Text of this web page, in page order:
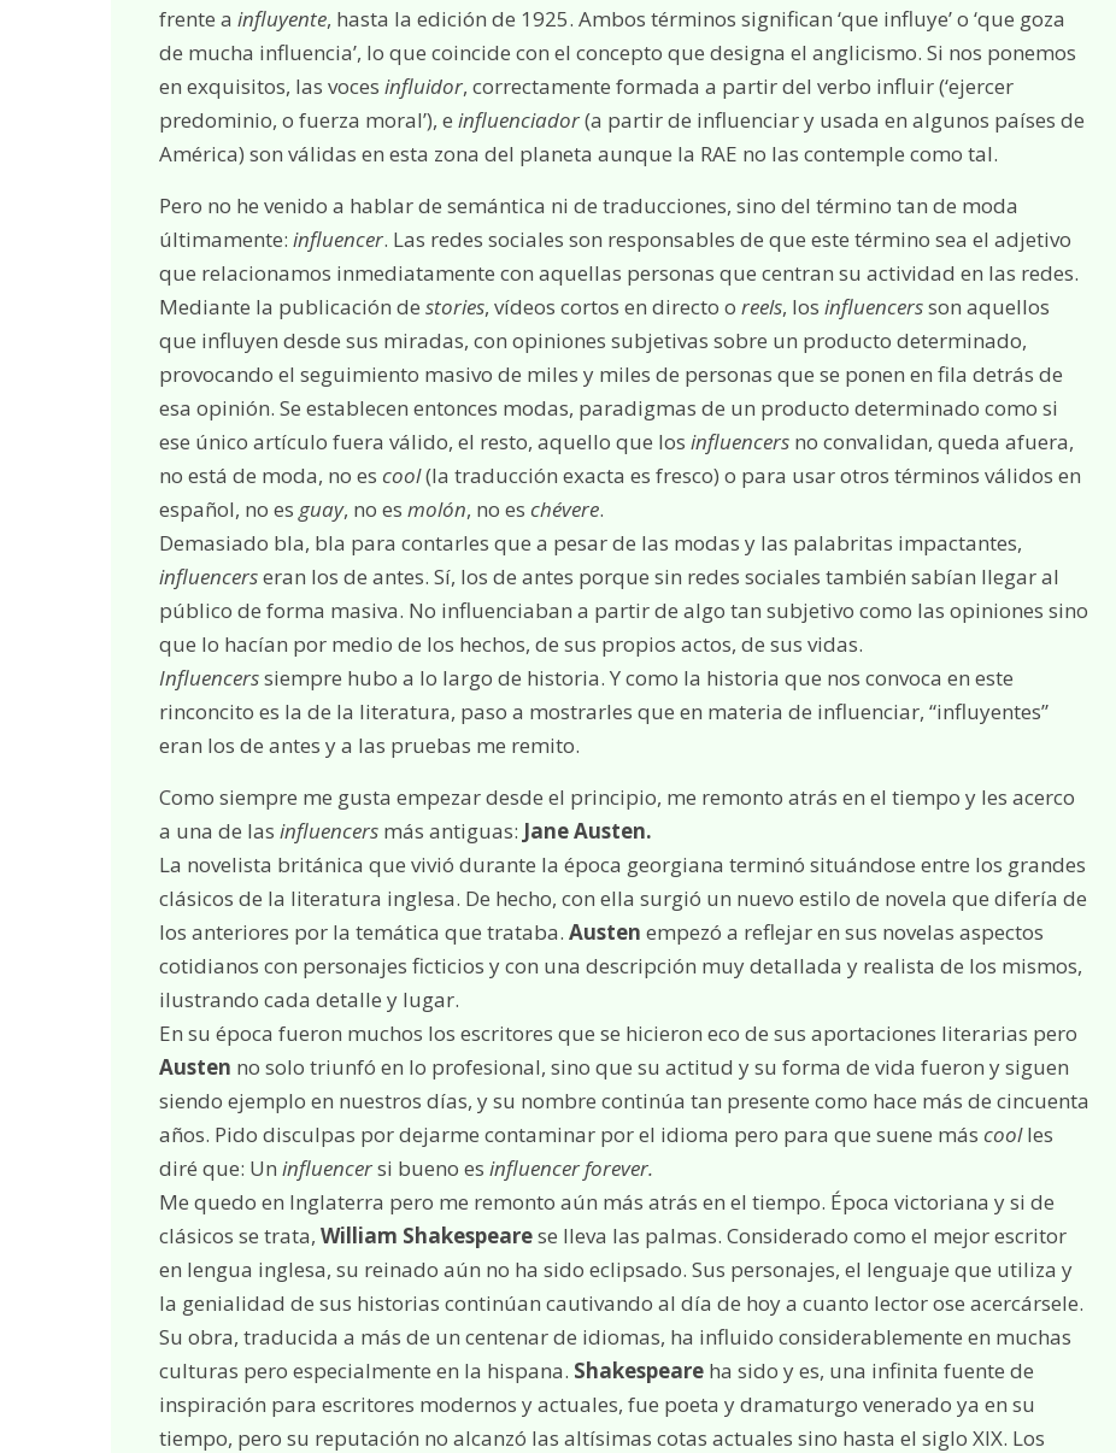
frente a influyente, hasta la edición de 1925. Ambos términos significan ‘que influye’ o ‘que goza
de mucha influencia’, lo que coincide con el concepto que designa el anglicismo. Si nos ponemos
en exquisitos, las voces influidor, correctamente formada a partir del verbo influir (‘ejercer
predominio, o fuerza moral’), e influenciador(a partir de influenciar y usada en algunos países de
América) son válidas en esta zona del planeta aunque la RAE no las contemple como tal.
Pero no he venido a hablar de semántica ni de traducciones, sino del término tan de moda
últimamente: influencer. Las redes sociales son responsables de que este término sea el adjetivo
que relacionamos inmediatamente con aquellas personas que centran su actividad en las redes.
Mediante la publicación de stories, vídeos cortos en directo o reels, los influencersson aquellos
que influyen desde sus miradas, con opiniones subjetivas sobre un producto determinado,
provocando el seguimiento masivo de miles y miles de personas que se ponen en fila detrás de
esa opinión. Se establecen entonces modas, paradigmas de un producto determinado como si
ese único artículo fuera válido, el resto, aquello que los influencers no convalidan, queda afuera,
no está de moda, no es cool(la traducción exacta es fresco) o para usar otros términos válidos en
español, no es guay, no es molón, no es chévere.
Demasiado bla, bla para contarles que a pesar de las modas y las palabritas impactantes,
influencerseran los de antes. Sí, los de antes porque sin redes sociales también sabían llegar al
público de forma masiva. No influenciaban a partir de algo tan subjetivo como las opiniones sino
que lo hacían por medio de los hechos, de sus propios actos, de sus vidas.
Influencerssiempre hubo a lo largo de historia. Y como la historia que nos convoca en este
rinconcito es la de la literatura, paso a mostrarles que en materia de influenciar, “influyentes”
eran los de antes y a las pruebas me remito.
Como siempre me gusta empezar desde el principio, me remonto atrás en el tiempo y les acerco
a una de las influencers más antiguas: Jane Austen.
La novelista británica que vivió durante la época georgiana terminó situándose entre los grandes
clásicos de la literatura inglesa. De hecho, con ella surgió un nuevo estilo de novela que difería de
los anteriores por la temática que trataba. Austen empezó a reflejar en sus novelas aspectos
cotidianos con personajes ficticios y con una descripción muy detallada y realista de los mismos,
ilustrando cada detalle y lugar.
En su época fueron muchos los escritores que se hicieron eco de sus aportaciones literarias pero
Austen no solo triunfó en lo profesional, sino que su actitud y su forma de vida fueron y siguen
siendo ejemplo en nuestros días, y su nombre continúa tan presente como hace más de cincuenta
años. Pido disculpas por dejarme contaminar por el idioma pero para que suene más coolles
diré que: Un influencersi bueno es influencerforever.
Me quedo en Inglaterra pero me remonto aún más atrás en el tiempo. Época victoriana y si de
clásicos se trata, William Shakespearese lleva las palmas. Considerado como el mejor escritor
en lengua inglesa, su reinado aún no ha sido eclipsado. Sus personajes, el lenguaje que utiliza y
la genialidad de sus historias continúan cautivando al día de hoy a cuanto lector ose acercársele.
Su obra, traducida a más de un centenar de idiomas, ha influido considerablemente en muchas
culturas pero especialmente en la hispana. Shakespeare ha sido y es, una infinita fuente de
inspiración para escritores modernos y actuales, fue poeta y dramaturgo venerado ya en su
tiempo, pero su reputación no alcanzó las altísimas cotas actuales sino hasta el siglo XIX. Los